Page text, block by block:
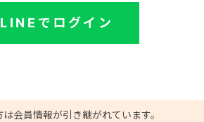
LINEでログイン
会員情報が引き継がれています。